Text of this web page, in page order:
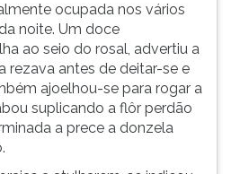
ocupada nos vários
noite. Um doce
ao seio do rosal, advertiu a
rezava antes de deitar-se e
ajoelhou-se para rogar a
suplicando a flôr perdão
a prece a donzela